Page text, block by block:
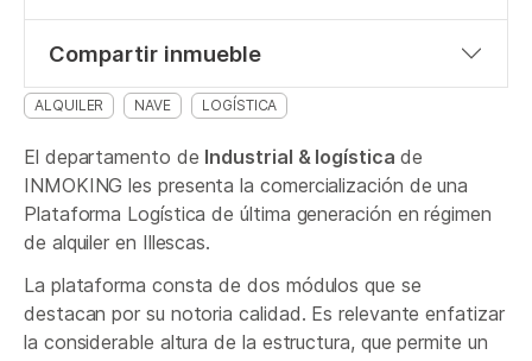
Compartir inmueble
ALQUILER NAVE LOGÍSTICA
El departamento de Industrial & logística de
INMOKING les presenta la comercialización de una
Plataforma Logística de última generación en régimen
de alquiler en Illescas.
La plataforma consta de dos módulos que se
destacan por su notoria calidad. Es relevante enfatizar
la considerable altura de la estructura, que permite un